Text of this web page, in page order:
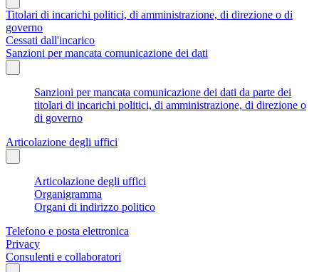
Titolari di incarichi politici, di amministrazione, di direzione o di
governo
Cessati dall'incarico
Sanzioni per mancata comunicazione dei dati
Sanzioni per mancata comunicazione dei dati da parte dei
titolari di incarichi politici, di amministrazione, di direzione o
di governo
Articolazione degli uffici
Articolazione degli uffici
Organigramma
Organi di indirizzo politico
Telefono e posta elettronica
Privacy
Consulenti e collaboratori